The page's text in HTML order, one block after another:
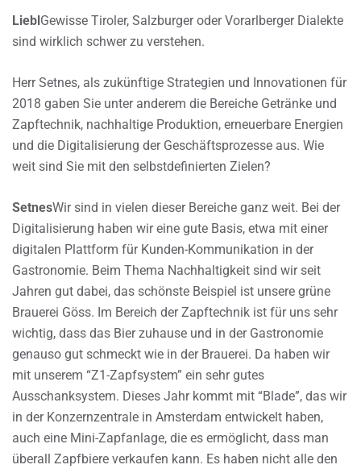
LieblGewisse Tiroler, Salzburger oder Vorarlberger Dialekte
sind wirklich schwer zu verstehen.
Herr Setnes, als zukünftige Strategien und Innovationen für
2018 gaben Sie unter anderem die Bereiche Getränke und
Zapftechnik, nachhaltige Produktion, erneuerbare Energien
und die Digitalisierung der Geschäftsprozesse aus. Wie
weit sind Sie mit den selbstdefinierten Zielen?
SetnesWir sind in vielen dieser Bereiche ganz weit. Bei der
Digitalisierung haben wir eine gute Basis, etwa mit einer
digitalen Plattform für Kunden-Kommunikation in der
Gastronomie. Beim Thema Nachhaltigkeit sind wir seit
Jahren gut dabei, das schönste Beispiel ist unsere grüne
Brauerei Göss. Im Bereich der Zapftechnik ist für uns sehr
wichtig, dass das Bier zuhause und in der Gastronomie
genauso gut schmeckt wie in der Brauerei. Da haben wir
mit unserem “Z1-Zapfsystem” ein sehr gutes
Ausschanksystem. Dieses Jahr kommt mit “Blade”, das wir
in der Konzernzentrale in Amsterdam entwickelt haben,
auch eine Mini-Zapfanlage, die es ermöglicht, dass man
überall Zapfbiere verkaufen kann. Es haben nicht alle den